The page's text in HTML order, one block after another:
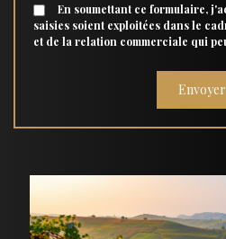
En soumettant ce formulaire,
saisies soient exploitées dans le
et de la relation commerciale qui